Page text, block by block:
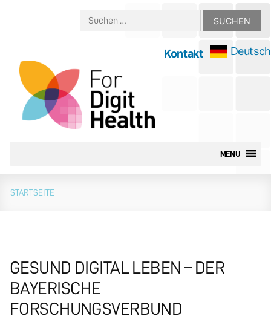
Suchen
nach:
Kontakt Deutsch
MENU
STARTSEITE
GESUND DIGITAL LEBEN – DER
BAYERISCHE
FORSCHUNGSVERBUND